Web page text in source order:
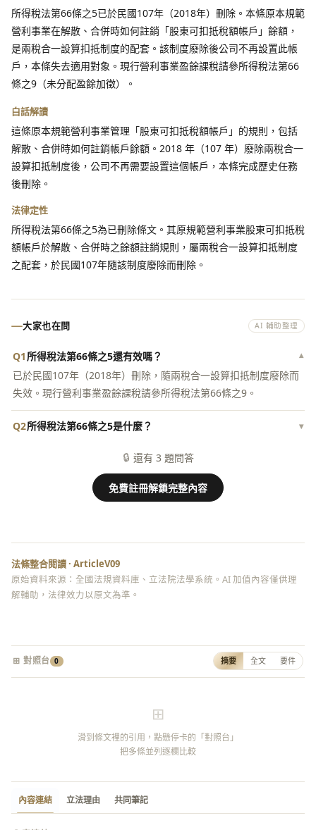
所得稅法第66條之5已於民國107年（2018年）刪除。本條原本規範
營利事業在解散、合併時如何註銷「股東可扣抵稅額帳戶」餘額，
是兩稅合一設算扣抵制度的配套。該制度廢除後公司不再設置此帳
戶，本條失去適用對象。現行營利事業盈餘課稅請參所得稅法第66
條之9（未分配盈餘加徵）。
白話解讀
這條原本規範營利事業管理「股東可扣抵稅額帳戶」的規則，包括
解散、合併時如何註銷帳戶餘額。2018 年（107 年）廢除兩稅合一
設算扣抵制度後，公司不再需要設置這個帳戶，本條完成歷史任務
後刪除。
法律定性
所得稅法第66條之5為已刪除條文。其原規範營利事業股東可扣抵稅
額帳戶於解散、合併時之餘額註銷規則，屬兩稅合一設算扣抵制度
之配套，於民國107年隨該制度廢除而刪除。
大家也在問 AI 輔助整理
Q1所得稅法第66條之5還有效嗎？ ▾
已於民國107年（2018年）刪除，隨兩稅合一設算扣抵制度廢除而
失效。現行營利事業盈餘課稅請參所得稅法第66條之9。
Q2所得稅法第66條之5是什麼？ ▾
🔒 還有 3 題問答
免費註冊解鎖完整內容
法條整合閱讀 · ArticleV09
原始資料來源：全國法規資料庫、立法院法學系統。AI 加值內容僅供理
解輔助，法律效力以原文為準。
⊞ 對照台 0 摘要 全文 要件
⊞
滑到條文裡的引用，點懸停卡的「對照台」
把多條並列逐欄比較
內容連結 立法理由 共同筆記